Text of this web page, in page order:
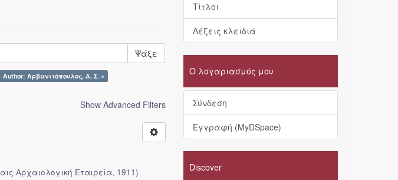
Ψάξε
Author: Αρβανιτόπουλος, Α. Σ. ×
Show Advanced Filters
Αρχαιολογική Εταιρεία, 1911)
Τίτλοι
Λέξεις κλειδιά
Ο λογαριασμός μου
Σύνδεση
Εγγραφή (MyDSpace)
Discover